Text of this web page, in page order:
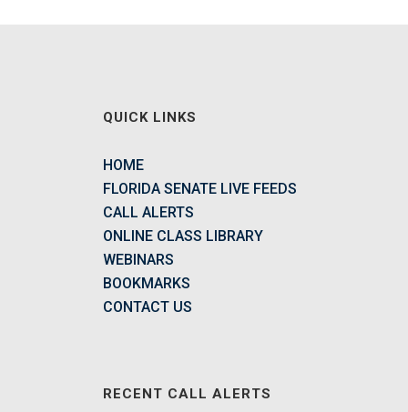
QUICK LINKS
HOME
FLORIDA SENATE LIVE FEEDS
CALL ALERTS
ONLINE CLASS LIBRARY
WEBINARS
BOOKMARKS
CONTACT US
RECENT CALL ALERTS